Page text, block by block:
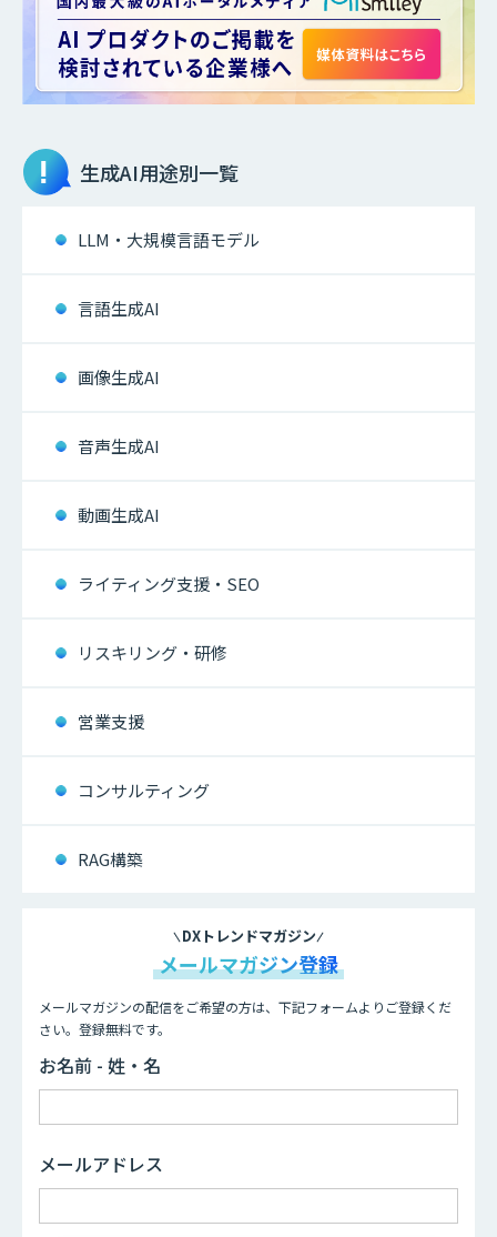
生成AI用途別一覧
LLM・大規模言語モデル
言語生成AI
画像生成AI
音声生成AI
動画生成AI
ライティング支援・SEO
リスキリング・研修
営業支援
コンサルティング
RAG構築
DXトレンドマガジン
メールマガジン登録
メールマガジンの配信をご希望の方は、下記フォームよりご登録くだ
さい。登録無料です。
お名前 - 姓・名
メールアドレス